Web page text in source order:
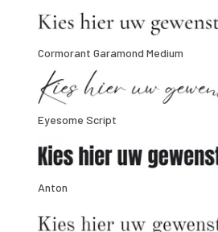
Cormorant Garamond Medium
Eyesome Script
Anton